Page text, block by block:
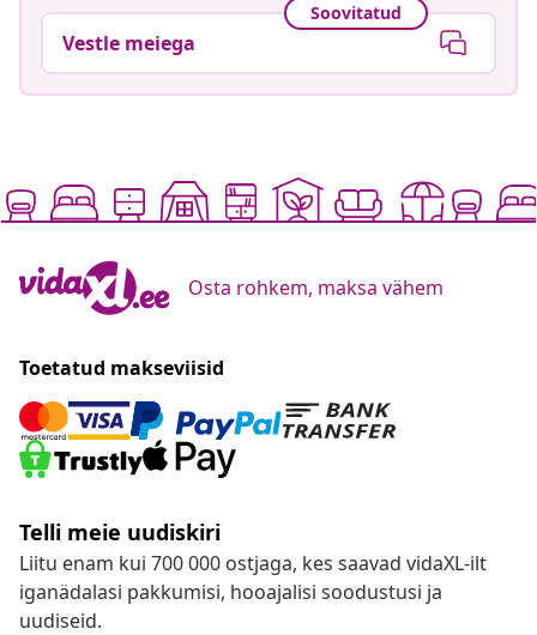
Soovitatud
Vestle meiega
Osta rohkem, maksa vähem
Toetatud makseviisid
Telli meie uudiskiri
Liitu enam kui 700 000 ostjaga, kes saavad vidaXL-ilt
iganädalasi pakkumisi, hooajalisi soodustusi ja
uudiseid.